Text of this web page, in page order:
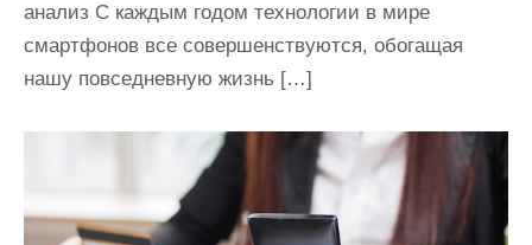
анализ С каждым годом технологии в мире
смартфонов все совершенствуются, обогащая
нашу повседневную жизнь […]